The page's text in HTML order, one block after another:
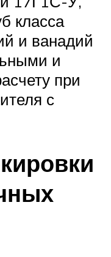
класса
и ванадий
и
при
с